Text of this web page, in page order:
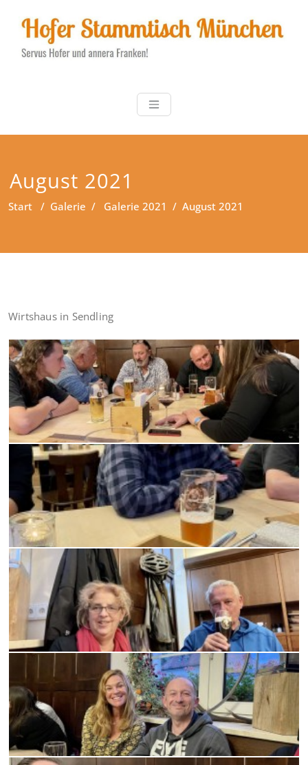
Inhalt
springen
Hofer
August 2021
Start / Galerie / Galerie 2021 / August 2021
Wirtshaus in Sendling